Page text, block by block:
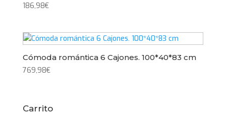
186,98€
Cómoda romántica 6 Cajones. 100*40*83 cm
769,98€
Carrito